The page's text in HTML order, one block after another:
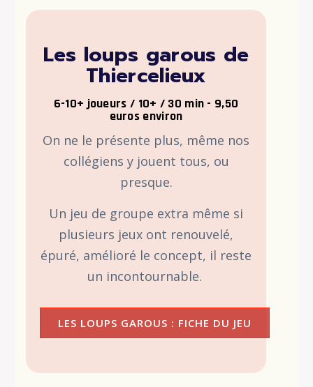
Les loups garous de
Thiercelieux
6-10+ joueurs / 10+ / 30 min - 9,50
euros environ
On ne le présente plus, même nos
collégiens y jouent tous, ou
presque.
Un jeu de groupe extra même si
plusieurs jeux ont renouvelé,
épuré, amélioré le concept, il reste
un incontournable.
LES LOUPS GAROUS : FICHE DU JEU